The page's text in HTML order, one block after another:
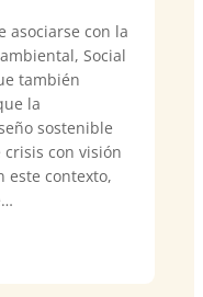
asociarse con la
Social
también
la
sostenible
con visión
este contexto,